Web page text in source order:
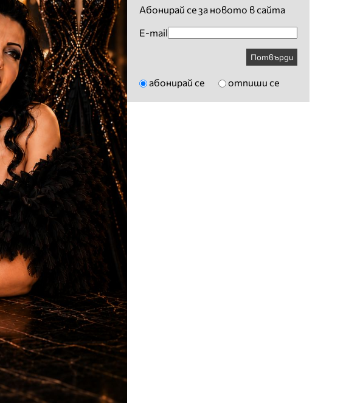
Абонирай се за новото в сайта
E-mail
Потвърди
абонирай се отпиши се